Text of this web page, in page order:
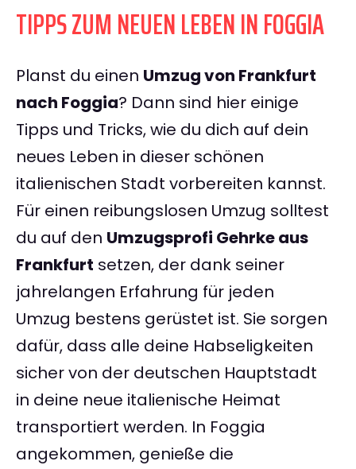
TIPPS ZUM NEUEN LEBEN IN FOGGIA
Planst du einen Umzug von Frankfurt
nach Foggia? Dann sind hier einige
Tipps und Tricks, wie du dich auf dein
neues Leben in dieser schönen
italienischen Stadt vorbereiten kannst.
Für einen reibungslosen Umzug solltest
du auf den Umzugsprofi Gehrke aus
Frankfurt setzen, der dank seiner
jahrelangen Erfahrung für jeden
Umzug bestens gerüstet ist. Sie sorgen
dafür, dass alle deine Habseligkeiten
sicher von der deutschen Hauptstadt
in deine neue italienische Heimat
transportiert werden. In Foggia
angekommen, genieße die